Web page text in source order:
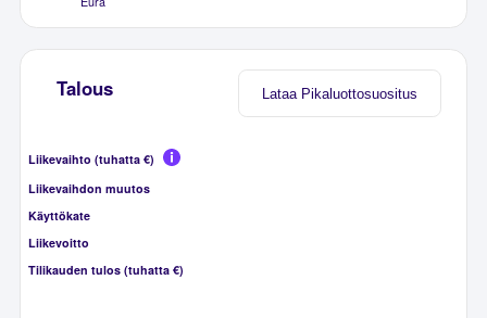
Lataa Pikaluottosuositus
Talous
Liikevaihto (tuhatta €)
Liikevaihdon muutos
Käyttökate
Liikevoitto
Tilikauden tulos (tuhatta €)